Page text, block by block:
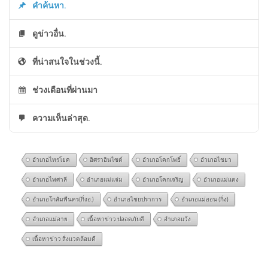
คำค้นหา.
ดูข่าวอื่น.
ที่น่าสนใจในช่วงนี้.
ช่วงเดือนที่ผ่านมา
ความเห็นล่าสุด.
อำเภอไทรโยค อิศราอินไซด์ อำเภอโคกโพธิ์ อำเภอไชยา
อำเภอไพศาลี อำเภอแม่แจ่ม อำเภอโคกเจริญ อำเภอแม่แตง
อำเภอโกสัมพีนคร(กิ่งอ.) อำเภอไชยปราการ อำเภอแม่ออน (กิ่ง)
อำเภอแม่อาย เนื้อหาข่าว ปลอดภัยดี อำเภอแว้ง
เนื้อหาข่าว สิ่งแวดล้อมดี